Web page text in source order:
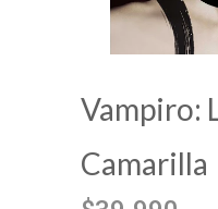
Vampiro:
Camarilla